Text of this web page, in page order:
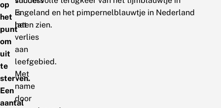
op
het
punt
om
uit
te
sterven.
Een
aantal
is
het
verlies
aan
leefgebied.
Met
name
door
Engeland en het pimpernelblauwtje in Nederland
laten zien.